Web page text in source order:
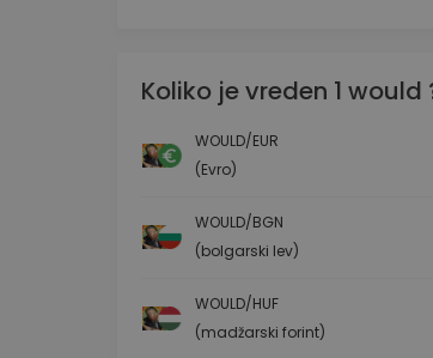
Koliko je vreden 1 would
WOULD/EUR
(Evro)
WOULD/BGN
(bolgarski lev)
WOULD/HUF
(madžarski forint)